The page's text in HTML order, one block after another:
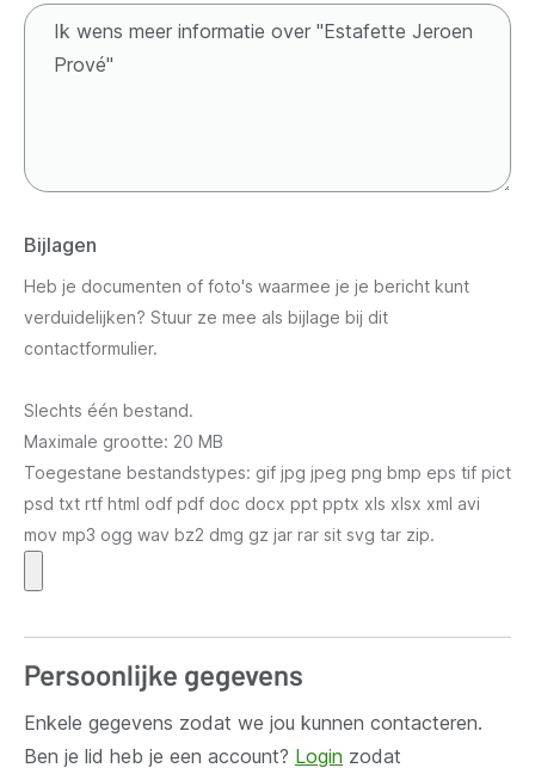
Bijlagen
Heb je documenten of foto's waarmee je je bericht kunt
verduidelijken? Stuur ze mee als bijlage bij dit
contactformulier.
Slechts één bestand.
Maximale grootte: 20 MB
Toegestane bestandstypes: gif jpg jpeg png bmp eps tif pict
psd txt rtf html odf pdf doc docx ppt pptx xls xlsx xml avi
mov mp3 ogg wav bz2 dmg gz jar rar sit svg tar zip.
Persoonlijke gegevens
Enkele gegevens zodat we jou kunnen contacteren.
Ben je lid heb je een account? Login zodat